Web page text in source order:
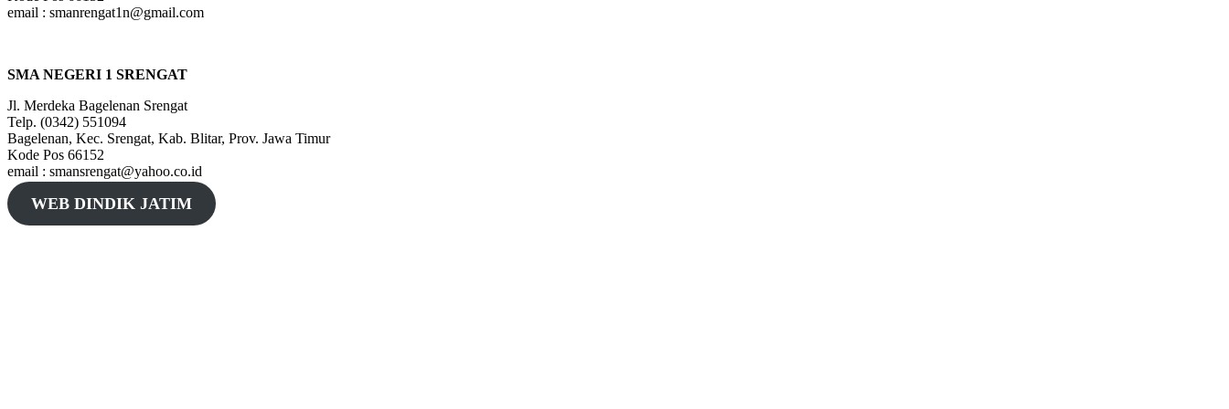
email : smanrengat1n@gmail.com
SMA NEGERI 1 SRENGAT
Jl. Merdeka Bagelenan Srengat
Telp. (0342) 551094
Bagelenan, Kec. Srengat, Kab. Blitar, Prov. Jawa Timur
Kode Pos 66152
email : smansrengat@yahoo.co.id
WEB DINDIK JATIM